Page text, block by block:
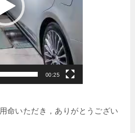
00:25
用命いただき，ありがとうござい